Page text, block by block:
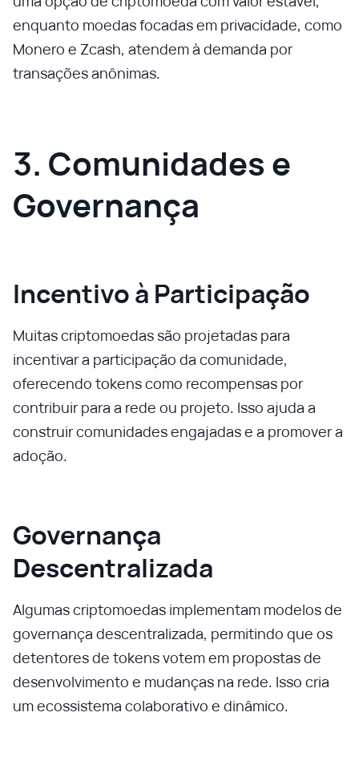
enquanto moedas focadas em privacidade, como
Monero e Zcash, atendem à demanda por
transações anônimas.
3. Comunidades e
Governança
Incentivo à Participação
Muitas criptomoedas são projetadas para
incentivar a participação da comunidade,
oferecendo tokens como recompensas por
contribuir para a rede ou projeto. Isso ajuda a
construir comunidades engajadas e a promover a
adoção.
Governança
Descentralizada
Algumas criptomoedas implementam modelos de
governança descentralizada, permitindo que os
detentores de tokens votem em propostas de
desenvolvimento e mudanças na rede. Isso cria
um ecossistema colaborativo e dinâmico.